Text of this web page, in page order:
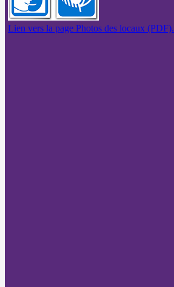
Lien vers la page Photos des locaux (PDF).